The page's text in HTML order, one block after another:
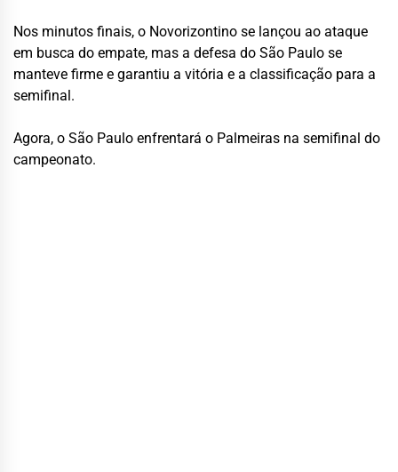
Nos minutos finais, o Novorizontino se lançou ao ataque
em busca do empate, mas a defesa do São Paulo se
manteve firme e garantiu a vitória e a classificação para a
semifinal.
Agora, o São Paulo enfrentará o Palmeiras na semifinal do
campeonato.